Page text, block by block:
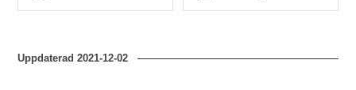
Typ Typ
Uppdaterad2021-12-02